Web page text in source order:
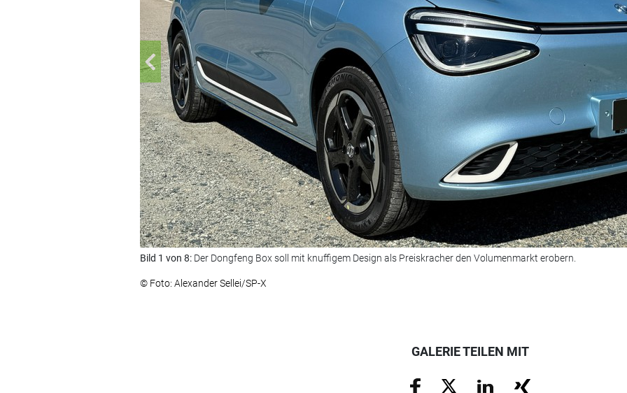
Bild 1 von 8: Der Dongfeng Box soll mit knuffigem Design als Preiskracher den Volumenmarkt erobern.
© Foto: Alexander Sellei/SP-X
GALERIE TEILEN MIT